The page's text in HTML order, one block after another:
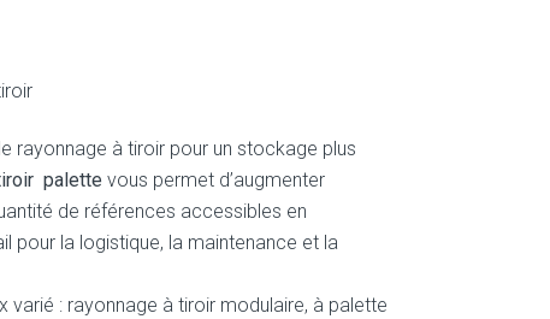
rayonnage à tiroir pour un stockage plus
palette vous permet d’augmenter
de références accessibles en
pour la logistique, la maintenance et la
: rayonnage à tiroir modulaire, à palette